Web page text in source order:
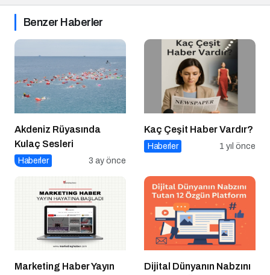
Benzer Haberler
Akdeniz Rüyasında
Kulaç Sesleri
Haberler 3 ay önce
Kaç Çeşit Haber Vardır?
Haberler 1 yıl önce
Marketing Haber Yayın
Dijital Dünyanın Nabzını